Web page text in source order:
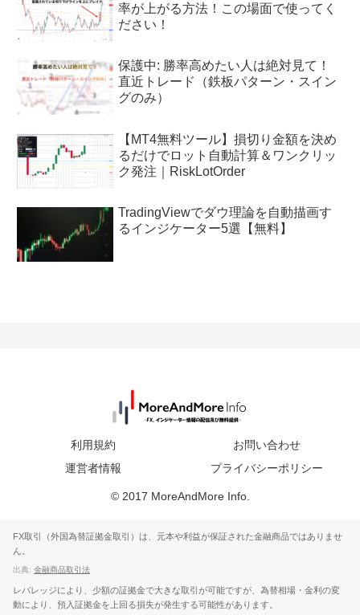
率が上がる方法！この場面で使ってく
ださい！
保護中: 勝率高めたい人は絶対見て！
直近トレード（鉄板パターン・スイン
グのみ）
【MT4無料ツール】損切り金額を決め
るだけでロット自動計算＆ワンクリッ
ク発注｜RiskLotOrder
TradingViewでダウ理論を自動描画す
るインジケーター5選【無料】
利用規約
お問い合わせ
運営者情報
プライバシーポリシー
© 2017 MoreAndMore Info.
FX取引（外国為替証拠金取引）は、元本や利益が保証された金融商品ではありませ
ん。
出典: 金融商品取引法
レバレッジにより、少額の証拠金で大きな取引が可能ですが、為替相場・金利の変
動により、預入証拠金を上回る損失が発生する可能性があります。